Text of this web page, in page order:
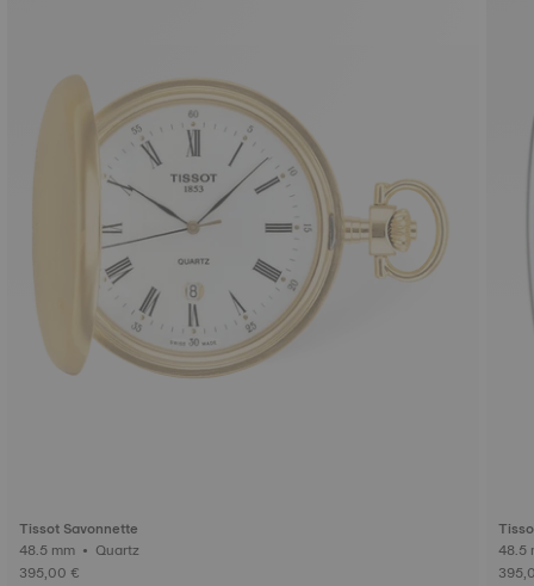
Tissot Savonnette
48.5 mm • Quartz
395,00 €